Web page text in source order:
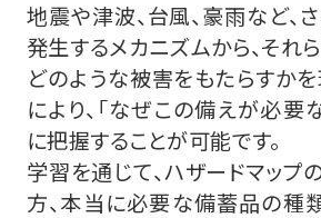
地震や津波、台風、豪雨など、
発生するメカニズムから、それ
どのような被害をもたらすかを
により、「なぜこの備えが必要
に把握することが可能です。
学習を通じて、ハザードマップ
方、本当に必要な備蓄品の種